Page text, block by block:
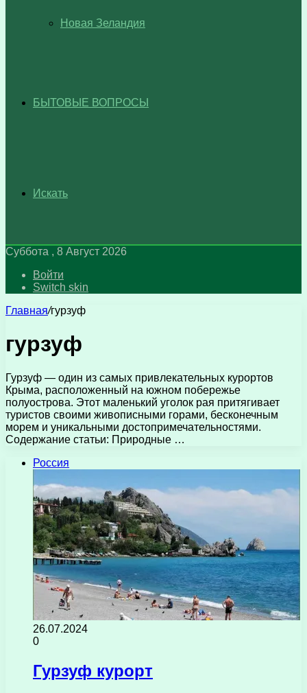
Новая Зеландия
БЫТОВЫЕ ВОПРОСЫ
Искать
Суббота , 8 Август 2026
Войти
Switch skin
Главная/гурзуф
гурзуф
Гурзуф — один из самых привлекательных курортов
Крыма, расположенный на южном побережье
полуострова. Этот маленький уголок рая притягивает
туристов своими живописными горами, бесконечным
морем и уникальными достопримечательностями.
Содержание статьи: Природные …
Россия
26.07.2024
0
Гурзуф курорт